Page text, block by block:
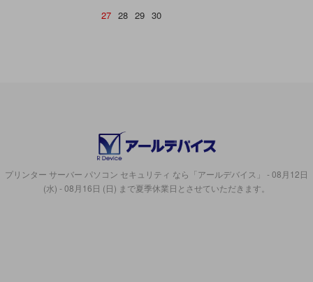
27 28 29 30
プリンター サーバー パソコン セキュリティ なら「アールデバイス」 - 08月12日
(水) - 08月16日 (日) まで夏季休業日とさせていただきます。